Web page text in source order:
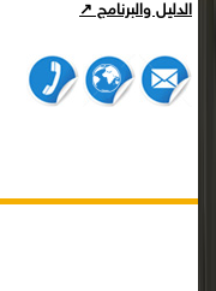
الدليل والبرنامج ↗